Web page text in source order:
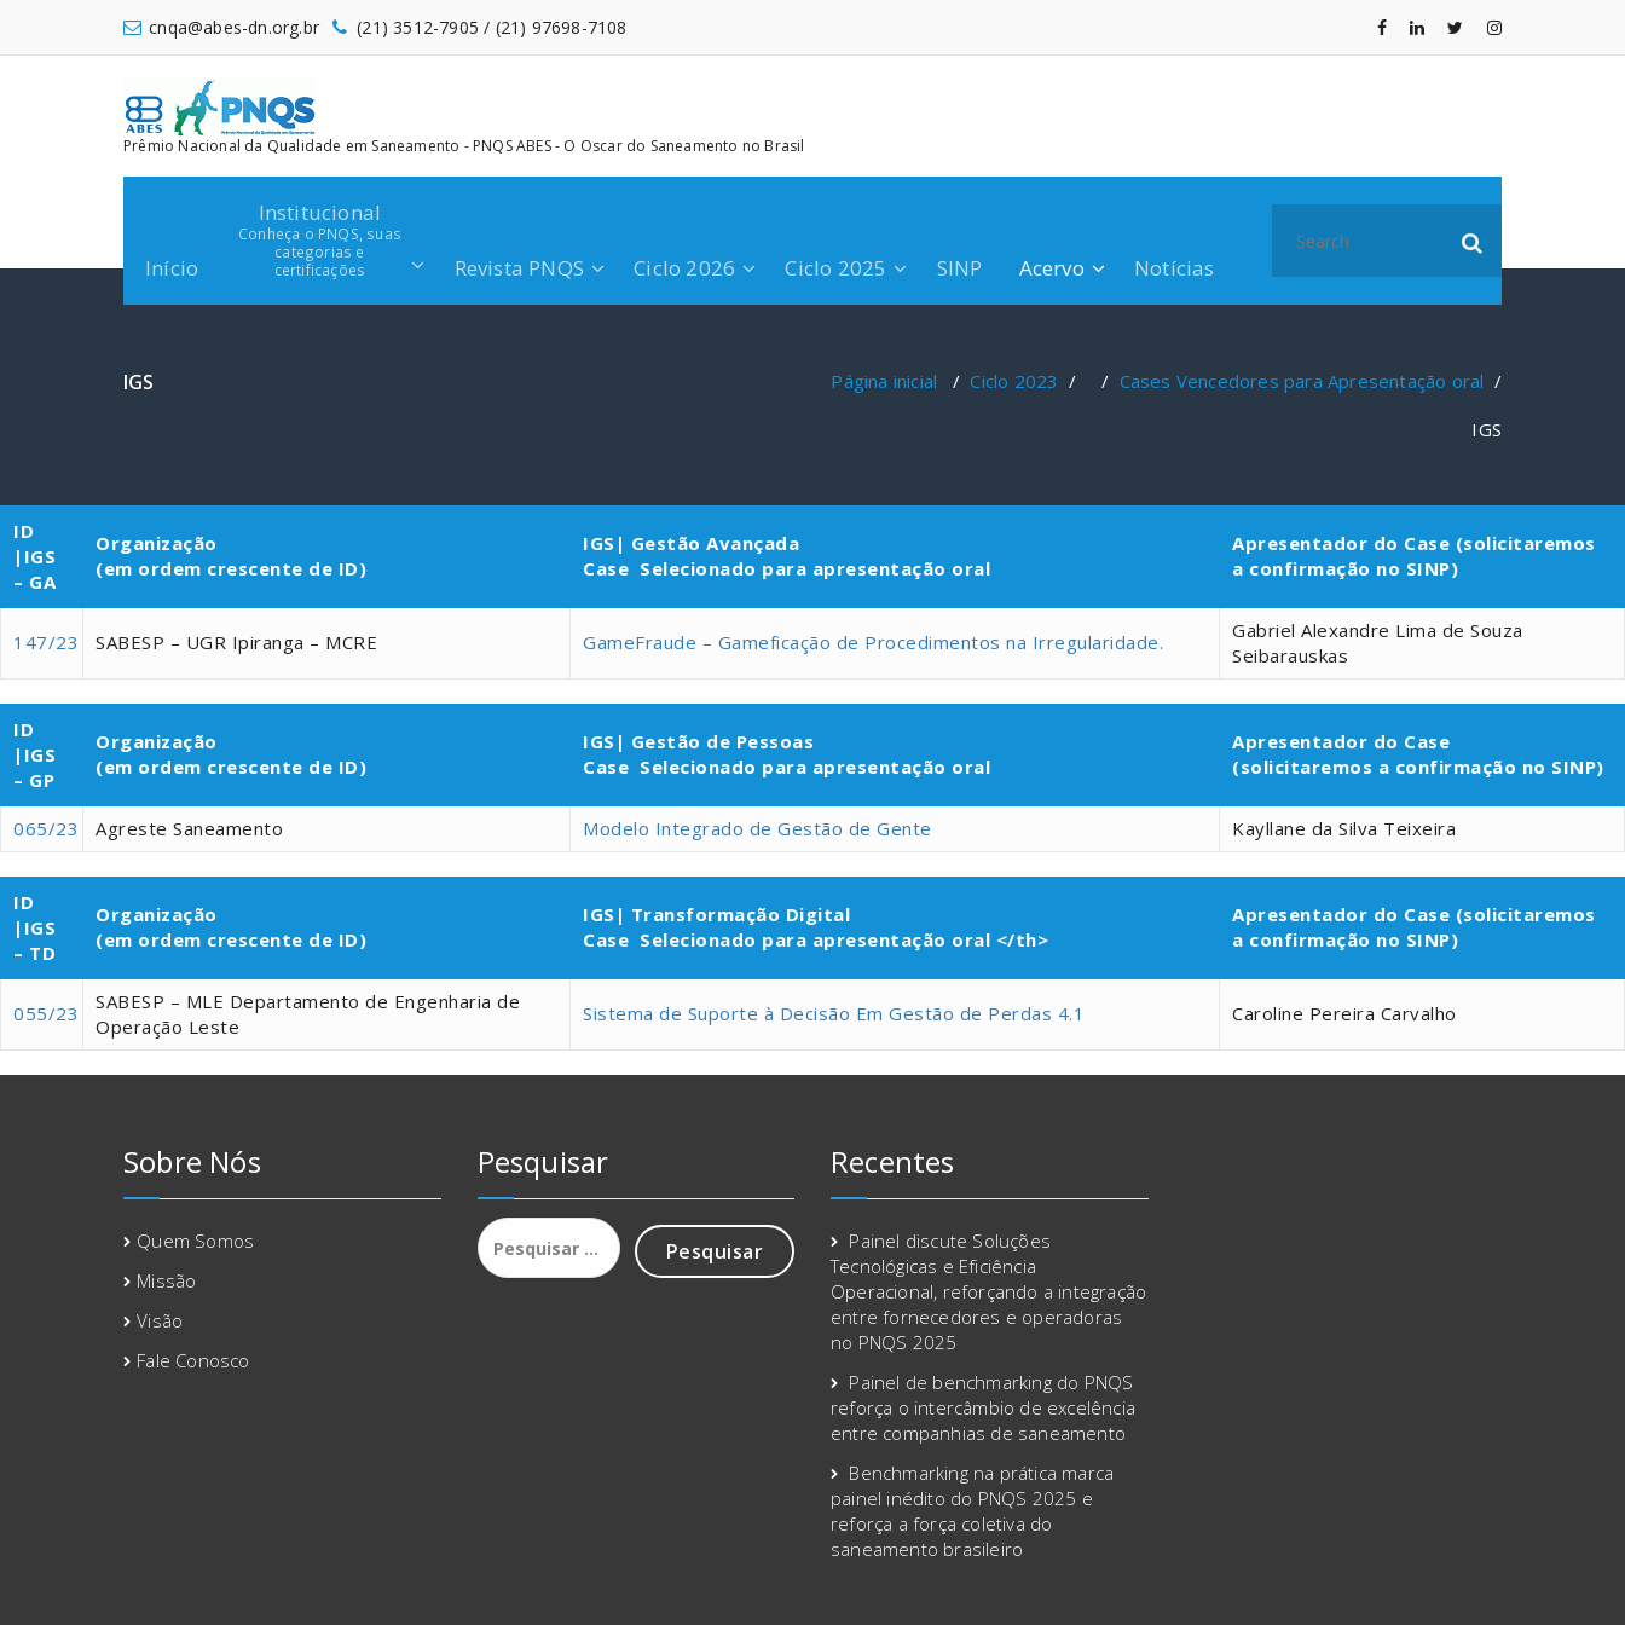
o
cnqa@abes-dn.org.br (21) 3512-7905 / (21) 97698-7108
Prêmio Nacional da Qualidade em Saneamento - PNQS ABES - O Oscar do Saneamento no Brasil
Início
Institucional
Conheça o PNQS, suas
categorias e
certificações
Revista PNQS Ciclo 2026 Ciclo 2025 SINP Acervo Notícias
for:
IGS Página inicial /Ciclo 2023 / / Cases Vencedores para Apresentação oral /
IGS
ID
|IGS
– GA
Organização
(em ordem crescente de ID)
IGS| Gestão Avançada
Case Selecionado para apresentação oral
Apresentador do Case (solicitaremos
a confirmação no SINP)
147/23 SABESP – UGR Ipiranga – MCRE GameFraude – Gameficação de Procedimentos na Irregularidade.
Gabriel Alexandre Lima de Souza
Seibarauskas
ID
|IGS
– GP
Organização
(em ordem crescente de ID)
IGS| Gestão de Pessoas
Case Selecionado para apresentação oral
Apresentador do Case
(solicitaremos a confirmação no SINP)
065/23 Agreste Saneamento Modelo Integrado de Gestão de Gente Kayllane da Silva Teixeira
ID
|IGS
– TD
Organização
(em ordem crescente de ID)
IGS| Transformação Digital
Case Selecionado para apresentação oral </th>
Apresentador do Case (solicitaremos
a confirmação no SINP)
055/23
SABESP – MLE Departamento de Engenharia de
Operação Leste
Sistema de Suporte à Decisão Em Gestão de Perdas 4.1 Caroline Pereira Carvalho
Sobre Nós
Quem Somos
Missão
Visão
Fale Conosco
Pesquisar
Pesquisar
por:
Recentes
Painel discute Soluções
Tecnológicas e Eficiência
Operacional, reforçando a integração
entre fornecedores e operadoras
no PNQS 2025
Painel de benchmarking do PNQS
reforça o intercâmbio de excelência
entre companhias de saneamento
Benchmarking na prática marca
painel inédito do PNQS 2025 e
reforça a força coletiva do
saneamento brasileiro